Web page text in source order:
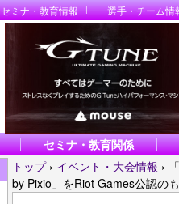
セミナ・教育情報 選手・チーム情
セミナ・教育関係
トップ › イベント・大会情報 ›
by Pixio」をRiot Games公認の